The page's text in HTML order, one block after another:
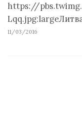
https://
11/03/2016